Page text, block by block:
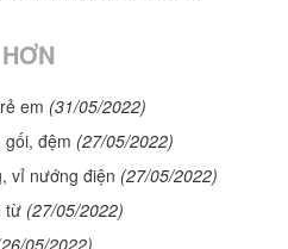
em (31/05/2022)
đệm (27/05/2022)
vỉ nướng điện (27/05/2022)
từ (27/05/2022)
05/2022)